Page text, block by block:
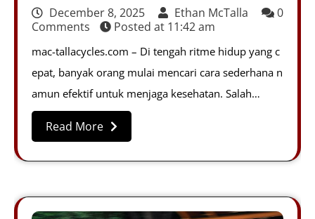
December 8, 2025 Ethan McTalla
0
Comments
Posted at 11:42 am
mac-tallacycles.com – Di tengah ritme hidup yang c
epat, banyak orang mulai mencari cara sederhana n
amun efektif untuk menjaga kesehatan. Salah…
Read More